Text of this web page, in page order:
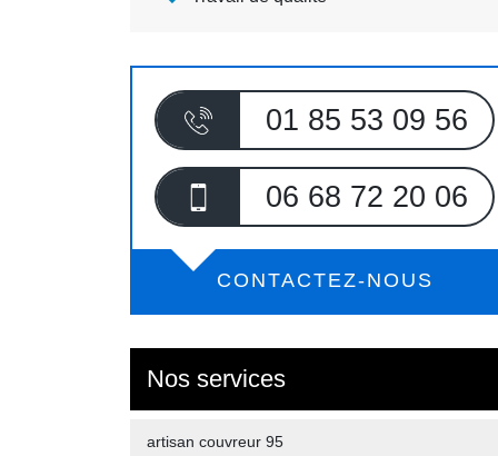
01 85 53 09 56
06 68 72 20 06
CONTACTEZ-NOUS
Nos services
artisan couvreur 95